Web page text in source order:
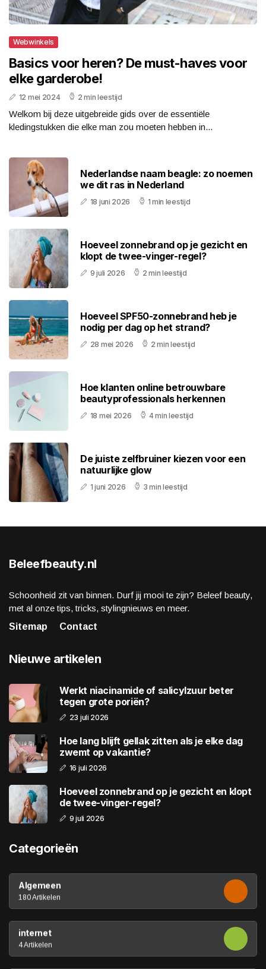
Webwinkels
Basics voor heren? De must-haves voor
elke garderobe!
12 mei 2024 2 min leestijd
Welkom bij deze uitgebreide gids over de essentiële
kledingstukken die elke man zou moeten hebben in...
Nederlandse naam beagle: zo noemen
we dit ras in Nederland
18 juni 2026 1 min leestijd
Hoeveel zonnebrand op je gezicht en
klopt de twee-vinger-regel?
9 juli 2026 2 min leestijd
Hoeveel SPF50-zonnebrand heb je
nodig per dag op het strand?
28 mei 2026 2 min leestijd
Hoe klanten online betrouwbare
beautyprofessionals herkennen
18 mei 2026 4 min leestijd
De juiste zelfbruiner kiezen voor een
natuurlijke glow
1 juni 2026 3 min leestijd
Beleefbeauty.nl
Schoonheid zit van binnen. Durf jij mooi te zijn? Beleef beauty,
met al onze tips, tricks, stylingnieuws en meer.
Sitemap
Contact
Nieuwe artikelen
Werkt niacinamide of salicylzuur beter
tegen grote poriën?
23 juli 2026
Hoe lang blijft gellak zitten als je elke dag
zwemt op vakantie?
16 juli 2026
Hoeveel zonnebrand op je gezicht en klopt
de twee-vinger-regel?
9 juli 2026
Categorieën
Algemeen
180 Artikelen
internet
4 Artikelen